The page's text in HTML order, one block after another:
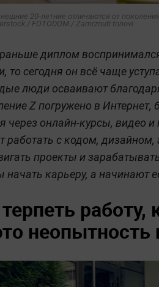
20-летние отличаются от
/ FOTODOM / Zamrznuti tonovi
диплом
то сегодня он всё чаще
люди осваивают
Z погружено в
через онлайн-курсы, видео
работать с кодом, дизайном,
проекты и
начать карьеру, а начинают
работу,
неопытность